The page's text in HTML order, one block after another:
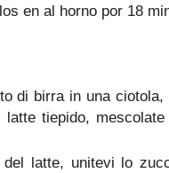
en al horno por 18
di birra in una
tiepido,
latte, unitevi lo